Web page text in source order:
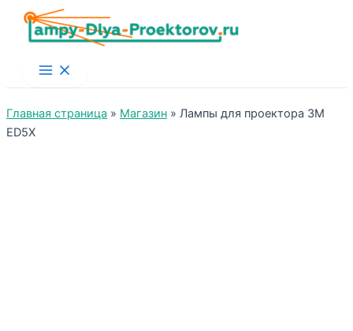
Main
Menu
Главная страница » Магазин » Лампы для проектора 3M
ED5X